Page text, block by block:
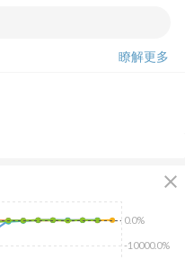
瞭解更多
close
-10000.0%
0.0%